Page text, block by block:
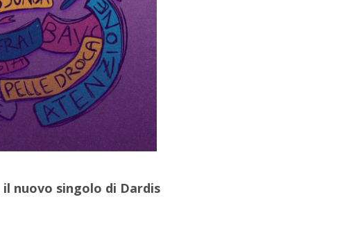
il nuovo singolo di Dardis